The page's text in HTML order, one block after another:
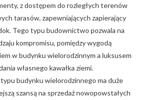
z dostępem do rozległych terenów
tarasów, zapewniających zapierający
Tego typu budownictwo pozwala na
kompromisu, pomiędzy wygodą
w budynku wielorodzinnym a luksusem
własnego kawałka ziemi.
budynku wielorodzinnego ma duże
szansą na sprzedaż nowopowstałych